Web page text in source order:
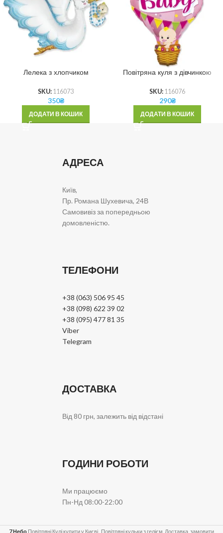
Лелека з хлопчиком
SKU: 116073
350₴
ДОДАТИ В КОШИК
Повітряна куля з дівчинкою
SKU: 116076
290₴
ДОДАТИ В КОШИК
АДРЕСА
Київ,
Пр. Романа Шухевича, 24В
Самовивіз за попередньою
домовленістю.
ТЕЛЕФОНИ
+38 (063) 506 95 45
+38 (098) 622 39 02
+38 (095) 477 81 35
Viber
Telegram
ДОСТАВКА
Від 80 грн, залежить від відстані
ГОДИНИ РОБОТИ
Ми працюємо
Пн-Нд 08:00-22:00
7 Небо Повітряні Кулі купити у Києві . Повітряні кульки з гелієм. Доставка, замовити